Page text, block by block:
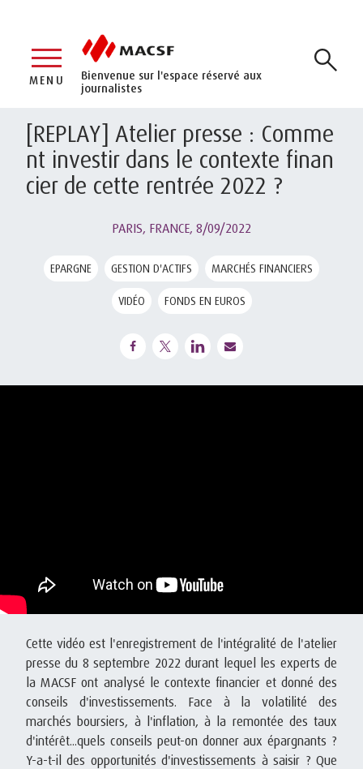
Bienvenue sur l'espace réservé aux
journalistes
MENU
[REPLAY] Atelier presse : Comme
nt investir dans le contexte finan
cier de cette rentrée 2022 ?
PARIS, FRANCE, 8/09/2022
EPARGNE GESTION D'ACTIFS MARCHÉS FINANCIERS
VIDÉO FONDS EN EUROS
Cette vidéo est l'enregistrement de l'intégralité de l'atelier
presse du 8 septembre 2022 durant lequel les experts de
la MACSF ont analysé le contexte financier et donné des
conseils d'investissements. Face à la volatilité des
marchés boursiers, à l'inflation, à la remontée des taux
d'intérêt...quels conseils peut-on donner aux épargnants ?
Y-a-t-il des opportunités d'investissements à saisir ? Que